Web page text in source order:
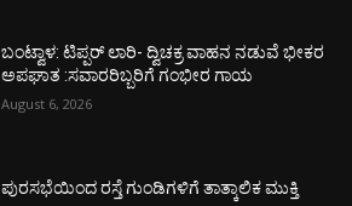
ಬಂಟ್ವಾಳ: ಟಿಪ್ಪರ್ ಲಾರಿ- ದ್ವಿಚಕ್ರ ವಾಹನ ನಡುವೆ ಭೀಕರ
ಅಪಘಾತ :ಸವಾರರಿಬ್ಬರಿಗೆ ಗಂಭೀರ ಗಾಯ
August 6, 2026
ಪುರಸಭೆಯಿಂದ ರಸ್ತೆ ಗುಂಡಿಗಳಿಗೆ ತಾತ್ಕಾಲಿಕ ಮುಕ್ತಿ